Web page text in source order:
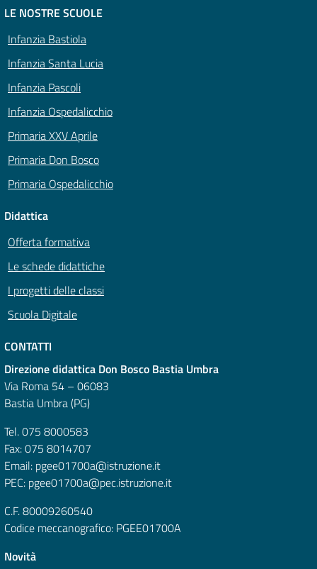
LE NOSTRE SCUOLE
Infanzia Bastiola
Infanzia Santa Lucia
Infanzia Pascoli
Infanzia Ospedalicchio
Primaria XXV Aprile
Primaria Don Bosco
Primaria Ospedalicchio
Didattica
Offerta formativa
Le schede didattiche
I progetti delle classi
Scuola Digitale
CONTATTI
Direzione didattica Don Bosco Bastia Umbra
Via Roma 54 – 06083
Bastia Umbra (PG)
Tel. 075 8000583
Fax: 075 8014707
Email: pgee01700a@istruzione.it
PEC: pgee01700a@pec.istruzione.it
C.F. 80009260540
Codice meccanografico: PGEE01700A
Novità